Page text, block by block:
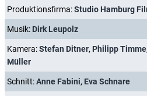
Produktionsfirma:Studio Hamburg
Musik: Dirk Leupolz
Kamera:Stefan Ditner, Philipp Timme,
Müller
Schnitt:Anne Fabini, Eva Schnare